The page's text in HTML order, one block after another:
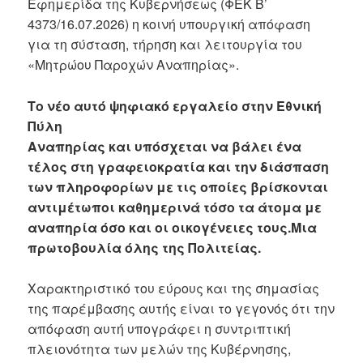
Εφημερίδα της Κυβερνήσεως (ΦΕΚ Β’
4373/16.07.2026) η κοινή υπουργική απόφαση
για τη σύσταση, τήρηση και λειτουργία του
«Μητρώου Παροχών Αναπηρίας».
Το νέο αυτό ψηφιακό εργαλείο στην Εθνική
Πύλη
Αναπηρίας και υπόσχεται να βάλει ένα
τέλος στη γραφειοκρατία και την διάσπαση
των πληροφορίων με τις οποίες βρίσκονται
αντιμέτωποι καθημερινά τόσο τα άτομα με
αναπηρία όσο και οι οικογένειες τους.Μια
πρωτοβουλία όλης της Πολιτείας.
Χαρακτηριστικό του εύρους και της σημασίας
της παρέμβασης αυτής είναι το γεγονός ότι την
απόφαση αυτή υπογράφει η συντριπτική
πλειονότητα των μελών της Κυβέρνησης,